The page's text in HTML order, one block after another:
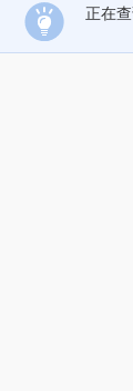
正在